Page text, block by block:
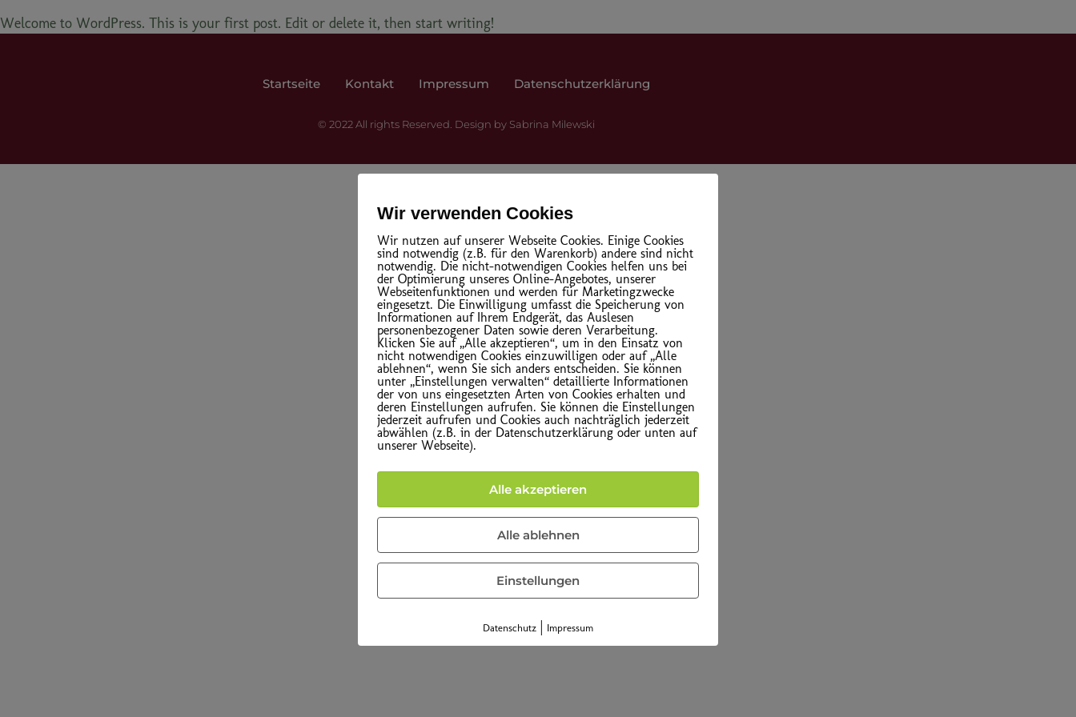
Welcome to WordPress. This is your first post. Edit or delete it, then start writing!
Startseite Kontakt Impressum Datenschutzerklärung
© 2022 All rights Reserved. Design by Sabrina Milewski
Created withSummit-Suite
Wir verwenden Cookies
Wir nutzen auf unserer Webseite Cookies. Einige Cookies
sind notwendig (z.B. für den Warenkorb) andere sind nicht
notwendig. Die nicht-notwendigen Cookies helfen uns bei
der Optimierung unseres Online-Angebotes, unserer
Webseitenfunktionen und werden für Marketingzwecke
eingesetzt. Die Einwilligung umfasst die Speicherung von
Informationen auf Ihrem Endgerät, das Auslesen
personenbezogener Daten sowie deren Verarbeitung.
Klicken Sie auf „Alle akzeptieren“, um in den Einsatz von
nicht notwendigen Cookies einzuwilligen oder auf „Alle
ablehnen“, wenn Sie sich anders entscheiden. Sie können
unter „Einstellungen verwalten“ detaillierte Informationen
der von uns eingesetzten Arten von Cookies erhalten und
deren Einstellungen aufrufen. Sie können die Einstellungen
jederzeit aufrufen und Cookies auch nachträglich jederzeit
abwählen (z.B. in der Datenschutzerklärung oder unten auf
unserer Webseite).
Alle akzeptieren
Alle ablehnen
Einstellungen
Datenschutz Impressum